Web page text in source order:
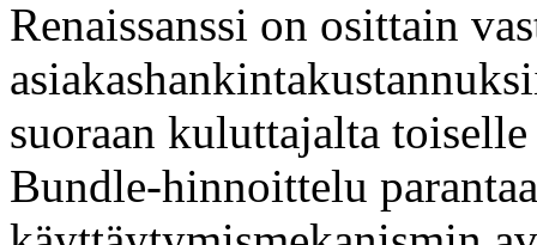
Renaissanssi on osittain
suoraan kuluttajalta
Bundle-hinnoittelu